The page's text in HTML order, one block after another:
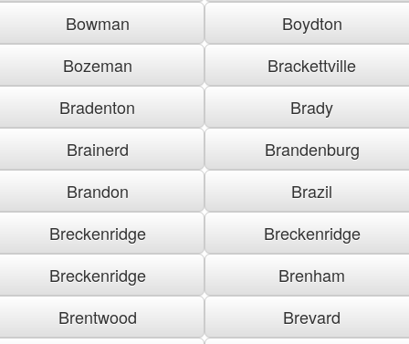
Bowman
Boydton
Bozeman
Brackettville
Bradenton
Brady
Brainerd
Brandenburg
Brandon
Brazil
Breckenridge
Breckenridge
Breckenridge
Brenham
Brentwood
Brevard